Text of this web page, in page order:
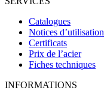
Catalogues
Notices d’utilisation
Certificats
Prix de l’acier
Fiches techniques
INFORMATIONS